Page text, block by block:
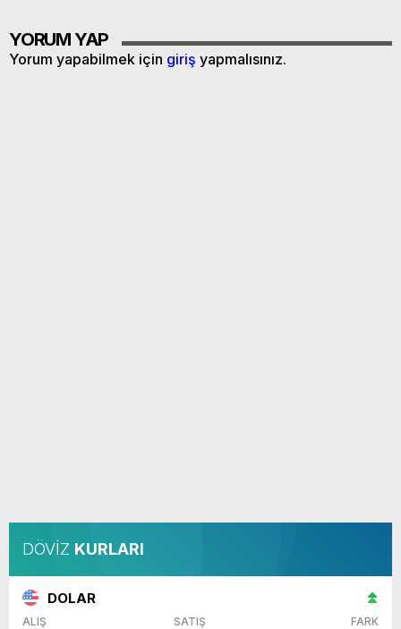
YORUM YAP
Yorum yapabilmek için giriş yapmalısınız.
DÖVİZ KURLARI
DOLAR
ALIŞ SATIŞ FARK